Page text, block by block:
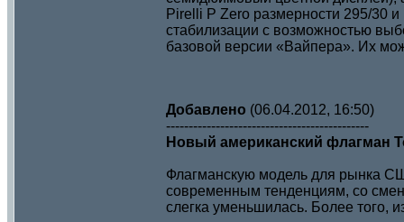
Pirelli P Zero размерности 295/30
стабилизации с возможностью
базовой версии «Вайпера». Их
Добавлено (06.04.2012, 16:50)
---------------------------------------------
Новый американский флагман
Флагманскую модель для рынка
современным тенденциям, со
слегка уменьшилась. Более того,